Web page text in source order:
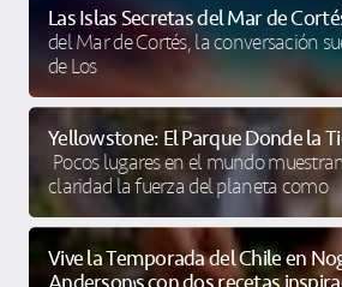
Las Islas Secretas del Mar de
del Mar de Cortés, la conversación
de Los
Yellowstone: El Parque Donde la
Pocos lugares en el mundo
claridad la fuerza del planeta como
Vive la Temporada del Chile en